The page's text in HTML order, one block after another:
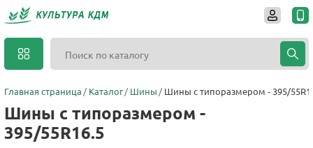
Главная страница Каталог Шины Шины с типоразмером - 395/
Шины с типоразмером -
395/55R16.5